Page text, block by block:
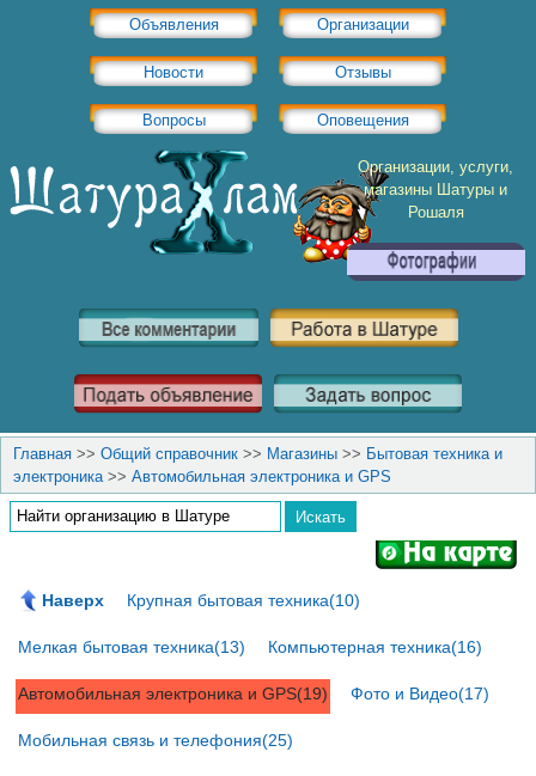
Объявления Организации
Новости Отзывы
Вопросы Оповещения
Организации, услуги,
магазины Шатуры и
Рошаля
Главная >> Общий справочник >> Магазины >> Бытовая техника и
электроника>> Автомобильная электроника и GPS
Наверх Крупная бытовая техника(10)
Мелкая бытовая техника(13) Компьютерная техника(16)
Автомобильная электроника и GPS(19) Фото и Видео(17)
Мобильная связь и телефония(25)